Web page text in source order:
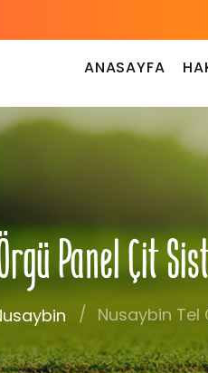
ANASAYFA
Panel Çit
Nusaybin Tel